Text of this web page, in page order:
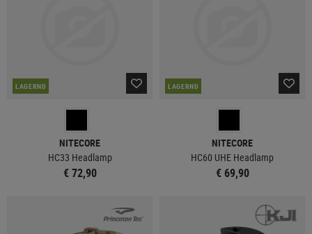
LAGERND
NITECORE
HC33 Headlamp
€ 72,90
LAGERND
NITECORE
HC60 UHE Headlamp
€ 69,90